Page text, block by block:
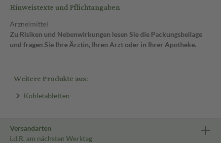
Hinweistexte und Pflichtangaben
Arzneimittel
Zu Risiken und Nebenwirkungen lesen Sie die Packungsbeilage
und fragen Sie Ihre Ärztin, Ihren Arzt oder in Ihrer Apotheke.
Weitere Produkte aus:
Kohletabletten
Versandarten
i.d.R. am nächsten Werktag